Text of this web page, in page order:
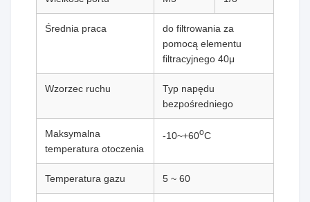
Średnia praca
do filtrowania za
pomocą elementu
filtracyjnego 40μ
Wzorzec ruchu
Typ napędu
bezpośredniego
Maksymalna
temperatura otoczenia
-10~+60oC
Temperatura gazu 5 ~ 60